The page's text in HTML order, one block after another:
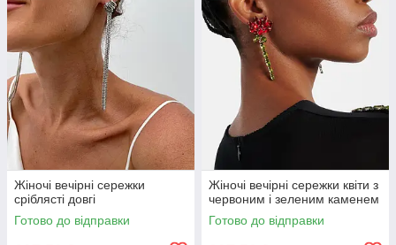
Жіночі вечірні сережки
сріблясті довгі
Готово до відправки
Жіночі вечірні сережки квіти з
червоним і зеленим каменем
Готово до відправки